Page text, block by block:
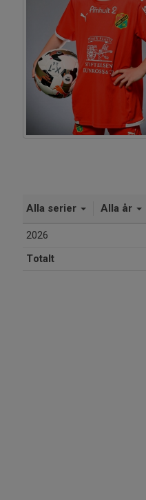
Alla serier Alla år
2026
Totalt